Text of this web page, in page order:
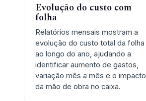
Evolução do custo com
folha
Relatórios mensais mostram a
evolução do custo total da folha
ao longo do ano, ajudando a
identificar aumento de gastos,
variação mês a mês e o impacto
da mão de obra no caixa.